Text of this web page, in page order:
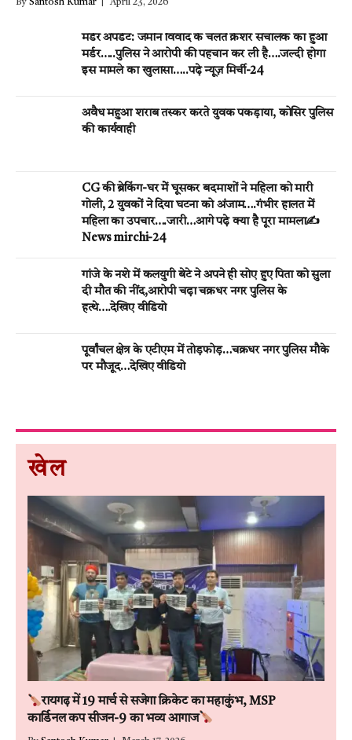
By Santosh Kumar April 23, 2026
मर्डर अपडेट: जमीन विवाद के चलते क्रेशर संचालक का हुआ
मर्डर…..पुलिस ने आरोपी की पहचान कर ली है….जल्दी होगा
इस मामले का खुलासा…..पढ़े न्यूज़ मिर्ची-24
अवैध महुआ शराब तस्कर करते युवक पकड़ाया, कोसिर पुलिस
की कार्यवाही
CG की ब्रेकिंग-घर मेें घूसकर बदमाशों ने महिला को मारी
गोली, 2 युवकों ने दिया घटना को अंजाम….गंभीर हालत में
महिला का उपचार….जारी…आगे पढ़े क्या है पूरा मामला✍️
News mirchi-24
गांजे के नशे में कलयुगी बेटे ने अपने ही सोए हुए पिता को सुला
दी मौत की नींद,आरोपी चढ़ा चक्रधर नगर पुलिस के
हत्थे….देखिए वीडियो
पूर्वांचल क्षेत्र के एटीएम में तोड़फोड़…चक्रधर नगर पुलिस मौके
पर मौजूद…देखिए वीडियो
खेल
रायगढ़ में 19 मार्च से सजेगा क्रिकेट का महाकुंभ, MSP
कार्डिनल कप सीजन-9 का भव्य आगाज